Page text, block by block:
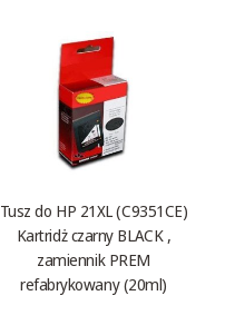
Tusz do HP 21XL (C9351CE)
Kartridż czarny BLACK ,
zamiennik PREM
refabrykowany (20ml)